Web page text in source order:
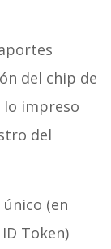
del chip de
lo impreso
del
(en
Token)